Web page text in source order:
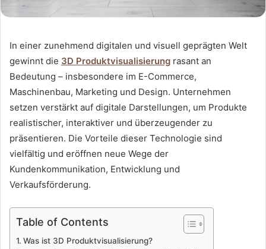
In einer zunehmend digitalen und visuell geprägten Welt
gewinnt die 3D Produktvisualisierung rasant an
Bedeutung – insbesondere im E-Commerce,
Maschinenbau, Marketing und Design. Unternehmen
setzen verstärkt auf digitale Darstellungen, um Produkte
realistischer, interaktiver und überzeugender zu
präsentieren. Die Vorteile dieser Technologie sind
vielfältig und eröffnen neue Wege der
Kundenkommunikation, Entwicklung und
Verkaufsförderung.
Table of Contents
Was ist 3D Produktvisualisierung?